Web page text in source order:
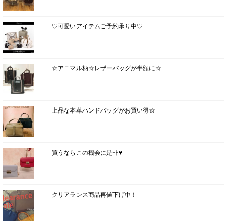
♡可愛いアイテムご予約承り中♡
☆アニマル柄☆レザーバッグが半額に☆
上品な本革ハンドバッグがお買い得☆
買うならこの機会に是非♥
クリアランス商品再値下げ中！